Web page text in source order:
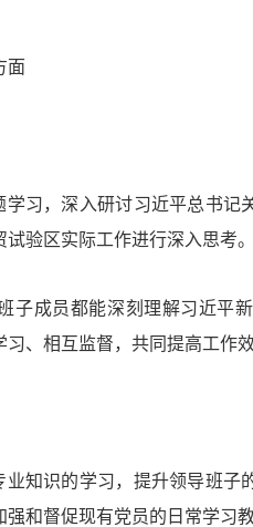
面
学习，深入研讨习近平总书记
验区实际工作进行深入思考。
子成员都能深刻理解习近平
、相互监督，共同提高工作效
知识的学习，提升领导班子
和督促现有党员的日常学习